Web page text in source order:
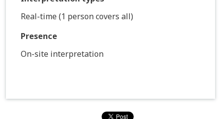
Real-time (1 person covers all)
Presence
On-site interpretation